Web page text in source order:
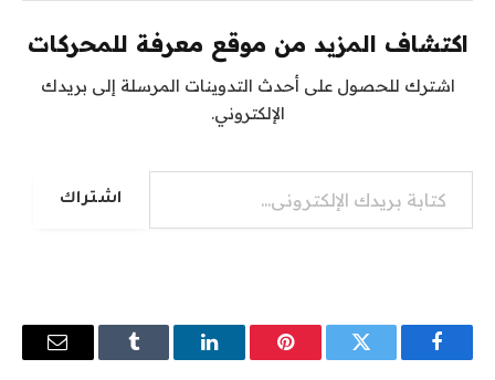
اكتشاف المزيد من موقع معرفة للمحركات
اشترك للحصول على أحدث التدوينات المرسلة إلى بريدك
الإلكتروني.
كتابة بريدك الإلكتروني...
اشتراك
فيسبوك تويتر بينتيريستلينكدإن Tumblr
البريد